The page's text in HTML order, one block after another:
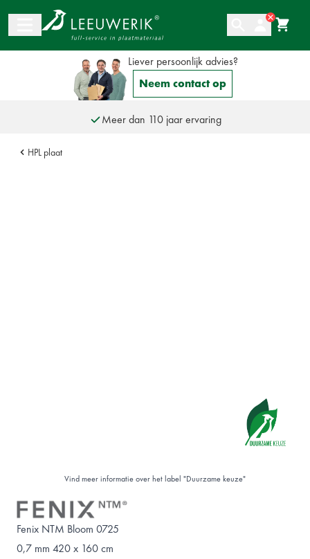
Ga naar de inhoud
Liever persoonlijk advies?
Neem contact op
Grootste assortiment plaatmateriaal van Nederland
Meer dan 110 jaar ervaring
Altijd een persoonlijke adviespartner
HPL plaat
Vind meer informatie over het label "Duurzame keuze"
Fenix NTM Bloom 0725
0,7 mm 420 x 160 cm